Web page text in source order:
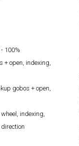
100%
+ open, indexing,
gobos + open,
indexing,